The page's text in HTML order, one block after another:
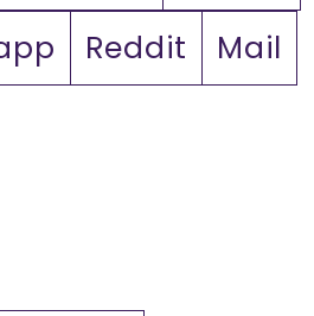
Reddit Mail